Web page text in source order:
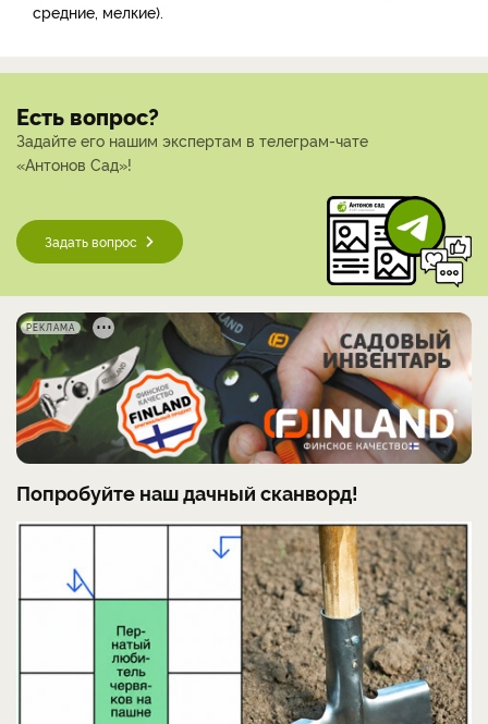
средние, мелкие).
Есть вопрос?
Задайте его нашим экспертам в телеграм-чате
«Антонов Сад»!
Задать вопрос
РЕКЛАМА
Попробуйте наш дачный сканворд!